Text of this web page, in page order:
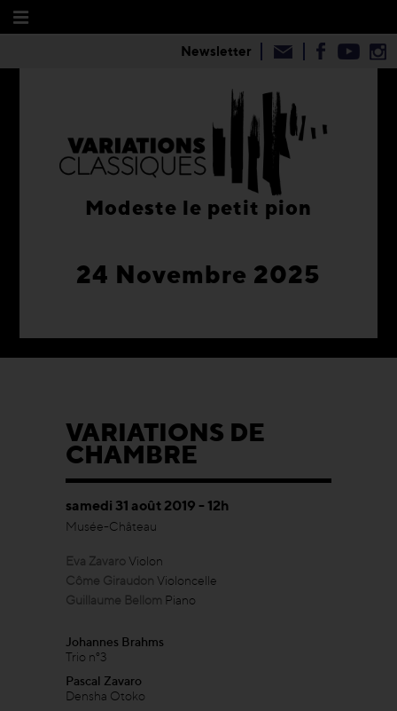
24 Novembre 2025
Modeste le petit pion
Newsletter
VARIATIONS DE
CHAMBRE
samedi 31 août 2019 - 12h
Musée-Château
Eva Zavaro Violon
Côme Giraudon Violoncelle
Guillaume Bellom Piano
Johannes Brahms
Trio n°3
Pascal Zavaro
Densha Otoko